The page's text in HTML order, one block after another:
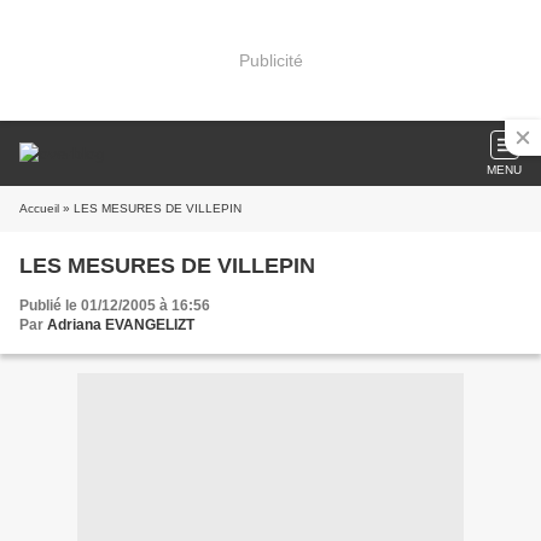
Publicité
MENU
Accueil » LES MESURES DE VILLEPIN
LES MESURES DE VILLEPIN
Publié le 01/12/2005 à 16:56
Par Adriana EVANGELIZT